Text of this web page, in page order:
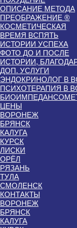
ОПИСАНИЕ МЕТОДА
ПРЕОБРАЖЕНИЕ ®
КОСМЕТИЧЕСКАЯ
ВРЕМЯ ВСПЯТЬ
ИСТОРИИ УСПЕХА
ФОТО ДО И ПОСЛЕ
ИСТОРИИ,
ДОП. УСЛУГИ
ЭНДОКРИНОЛОГ В
ПСИХОТЕРАПИЯ В
ЦЕНЫ
ВОРОНЕЖ
БРЯНСК
КАЛУГА
КУРСК
ЛИСКИ
ОРЁЛ
РЯЗАНЬ
ТУЛА
СМОЛЕНСК
КОНТАКТЫ
ВОРОНЕЖ
БРЯНСК
КАЛУГА